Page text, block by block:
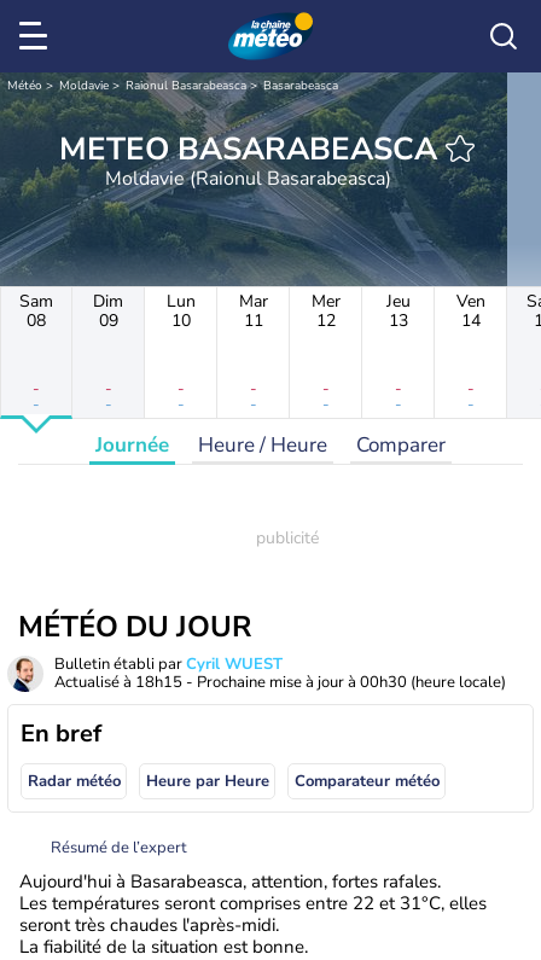
Météo Moldavie Raionul Basarabeasca Basarabeasca
METEO BASARABEASCA
Moldavie (Raionul Basarabeasca)
Sam
08
-
-
Dim
09
-
-
Lun
10
-
-
Mar
11
-
-
Mer
12
-
-
Jeu
13
-
-
Ven
14
-
-
Journée Heure / Heure Comparer
MÉTÉO DU JOUR
Bulletin établi parCyril WUEST
Actualisé à 18h15 - Prochaine mise à jour à 00h30 (heure locale)
En bref
Radar météo Heure par Heure Comparateur météo
Résumé de l’expert
Aujourd'hui à Basarabeasca, attention, fortes rafales.
Les températures seront comprises entre 22 et 31°C, elles
seront très chaudes l'après-midi.
La fiabilité de la situation est bonne.